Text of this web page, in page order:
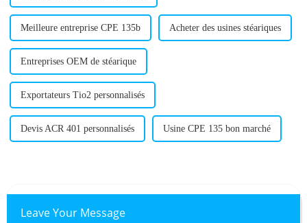
Meilleure entreprise CPE 135b Acheter des usines stéariques
Entreprises OEM de stéarique
Exportateurs Tio2 personnalisés
Devis ACR 401 personnalisés Usine CPE 135 bon marché
Leave Your Message